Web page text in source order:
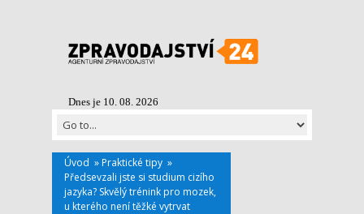
Dnes je 10. 08. 2026
Úvod » Praktické tipy »
Předsevzali jste si studium cizího
jazyka? Skvělý trénink pro mozek,
u kterého není těžké vytrvat